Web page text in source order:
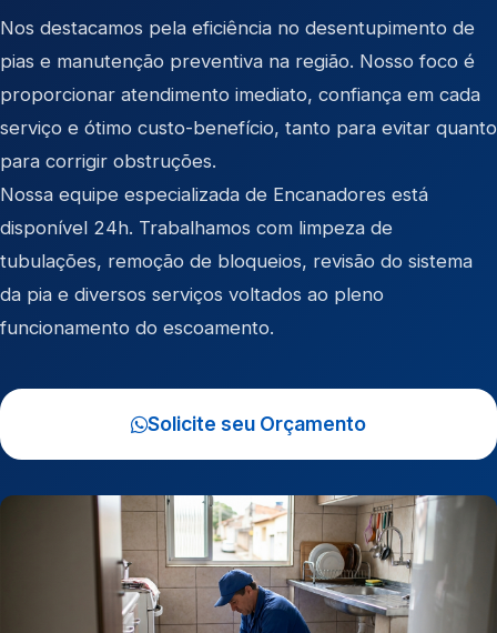
Nos destacamos pela eficiência no desentupimento de
pias e manutenção preventiva na região. Nosso foco é
proporcionar atendimento imediato, confiança em cada
serviço e ótimo custo-benefício, tanto para evitar quanto
para corrigir obstruções.
Nossa equipe especializada de Encanadores está
disponível 24h. Trabalhamos com limpeza de
tubulações, remoção de bloqueios, revisão do sistema
da pia e diversos serviços voltados ao pleno
funcionamento do escoamento.
Solicite seu Orçamento